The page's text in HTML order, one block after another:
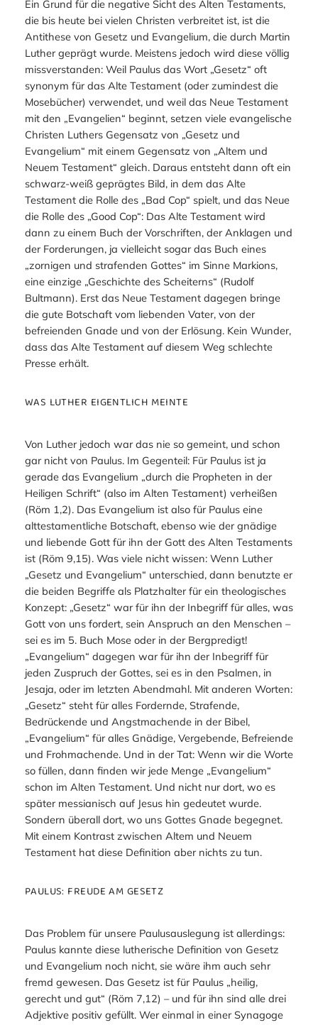
Ein Grund für die negative Sicht des Alten Testaments,
die bis heute bei vielen Christen verbreitet ist, ist die
Antithese von Gesetz und Evangelium, die durch Martin
Luther geprägt wurde. Meistens jedoch wird diese völlig
missverstanden: Weil Paulus das Wort „Gesetz“ oft
synonym für das Alte Testament (oder zumindest die
Mosebücher) verwendet, und weil das Neue Testament
mit den „Evangelien“ beginnt, setzen viele evangelische
Christen Luthers Gegensatz von „Gesetz und
Evangelium“ mit einem Gegensatz von „Altem und
Neuem Testament“ gleich. Daraus entsteht dann oft ein
schwarz-weiß geprägtes Bild, in dem das Alte
Testament die Rolle des „Bad Cop“ spielt, und das Neue
die Rolle des „Good Cop“: Das Alte Testament wird
dann zu einem Buch der Vorschriften, der Anklagen und
der Forderungen, ja vielleicht sogar das Buch eines
„zornigen und strafenden Gottes“ im Sinne Markions,
eine einzige „Geschichte des Scheiterns“ (Rudolf
Bultmann). Erst das Neue Testament dagegen bringe
die gute Botschaft vom liebenden Vater, von der
befreienden Gnade und von der Erlösung. Kein Wunder,
dass das Alte Testament auf diesem Weg schlechte
Presse erhält.
WAS LUTHER EIGENTLICH MEINTE
Von Luther jedoch war das nie so gemeint, und schon
gar nicht von Paulus. Im Gegenteil: Für Paulus ist ja
gerade das Evangelium „durch die Propheten in der
Heiligen Schrift“ (also im Alten Testament) verheißen
(Röm 1,2). Das Evangelium ist also für Paulus eine
alttestamentlicheBotschaft, ebenso wie der gnädige
und liebende Gott für ihn der Gott des Alten Testaments
ist (Röm 9,15). Was viele nicht wissen: Wenn Luther
„Gesetz und Evangelium“ unterschied, dann benutzte er
die beiden Begriffe als Platzhalter für ein theologisches
Konzept: „Gesetz“ war für ihn der Inbegriff für alles, was
Gott von uns fordert, sein Anspruch an den Menschen –
sei es im 5. Buch Mose oder in der Bergpredigt!
„Evangelium“ dagegen war für ihn der Inbegriff für
jeden Zuspruch der Gottes, sei es in den Psalmen, in
Jesaja, oder im letzten Abendmahl. Mit anderen Worten:
„Gesetz“ steht für alles Fordernde, Strafende,
Bedrückende und Angstmachende in der Bibel,
„Evangelium“ für alles Gnädige, Vergebende, Befreiende
und Frohmachende. Und in der Tat: Wenn wir die Worte
so füllen, dann finden wir jede Menge „Evangelium“
schon im Alten Testament. Und nicht nur dort, wo es
später messianisch auf Jesus hin gedeutet wurde.
Sondern überall dort, wo uns Gottes Gnade begegnet.
Mit einem Kontrast zwischen Altem und Neuem
Testament hat diese Definition aber nichts zu tun.
PAULUS: FREUDE AM GESETZ
Das Problem für unsere Paulusauslegung ist allerdings:
Paulus kannte diese lutherische Definition von Gesetz
und Evangelium noch nicht, sie wäre ihm auch sehr
fremd gewesen. Das Gesetz ist für Paulus „heilig,
gerecht und gut“ (Röm 7,12) – und für ihn sind alle drei
Adjektive positiv gefüllt. Wer einmal in einer Synagoge